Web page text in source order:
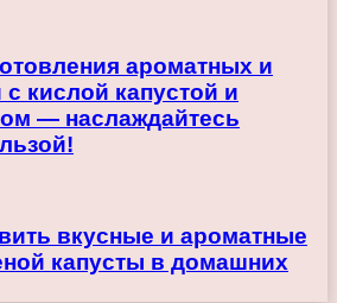
ароматных и
кислой капустой и
— наслаждайтесь
вкусные и ароматные
капусты в домашних